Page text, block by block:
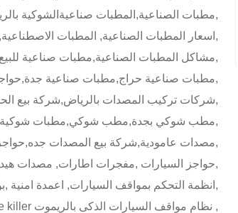
مطبات الصناعية,المطبات صناعيةالشوكية بالرياض,انواع المصدات,
اسعار المطبات الصناعية, المطبات الاصطناعية,نظام المطبات الصناعية,
مشاكل المطبات الصناعية,مطبات صناعية للبيع,فوائد الحواجز الامنية,سعرالحواجز الصناعية,
مطبات صناعية حراج,مطبات صناعية جدة,حواجز ارضية الدمام, مصدات اسطوانية الرياض,
شركات تركيب المصدات بالرياض,شركة بيع الحواجز الشوكية بالرياض,المطبات الشوكية, المطب الشوكي,
مطب شوكي بجدة,مطب شوكي,مطبات شوكيةحواجز امنية, مطبات شوكية للبيع,مطبات شوكية,المطب الشوكي,
مصدات عامودية,شركة بيع المصدات جده,حواجز شوكية للمستشفيات, مطبات شوكية للشركات, حواجز امنية,
حواجز السيارات ,مفجرات اطارات, مصدات هيدروليكية, بوابات الكترونية,
انظمة التحكم بمواقف السيارات, اعمدة امنية ,بولرد, مطبات شوكية,
مصدات عامودية ,bollards barrier gate , road blocker, tire killer نظام مواقف السيارات الذكى بالريموت ,